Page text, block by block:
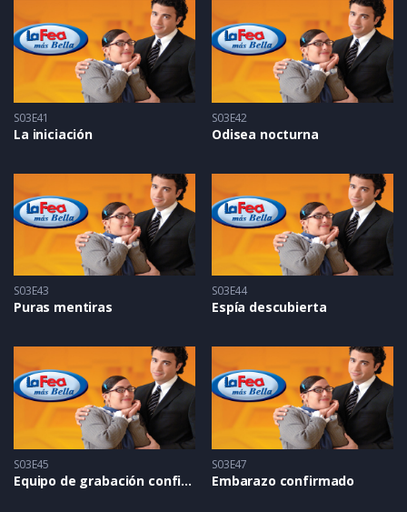
S03E41
La iniciación
S03E42
Odisea nocturna
S03E43
Puras mentiras
S03E44
Espía descubierta
S03E45
Equipo de grabación confiscado
S03E47
Embarazo confirmado